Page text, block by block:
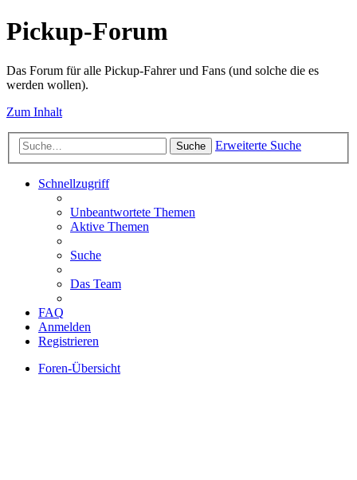
Pickup-Forum
Das Forum für alle Pickup-Fahrer und Fans (und solche die es
werden wollen).
Zum Inhalt
Suche Erweiterte Suche
Schnellzugriff
Unbeantwortete Themen
Aktive Themen
Suche
Das Team
FAQ
Anmelden
Registrieren
Foren-Übersicht